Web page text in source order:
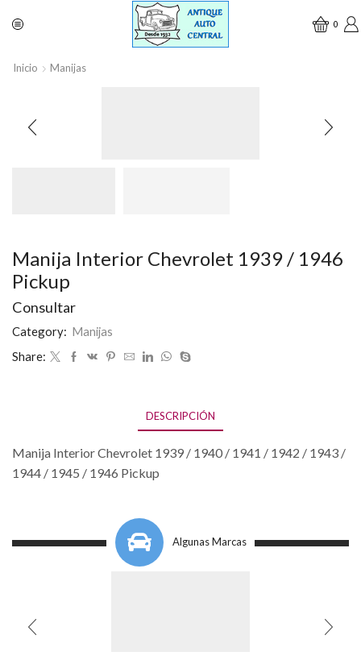
0
Inicio Manijas
Manija Interior Chevrolet 1939 / 1946
Pickup
Consultar
Category: Manijas
Share:
DESCRIPCIÓN
Manija Interior Chevrolet 1939 / 1940 / 1941 / 1942 / 1943 /
1944 / 1945 / 1946 Pickup
Algunas Marcas